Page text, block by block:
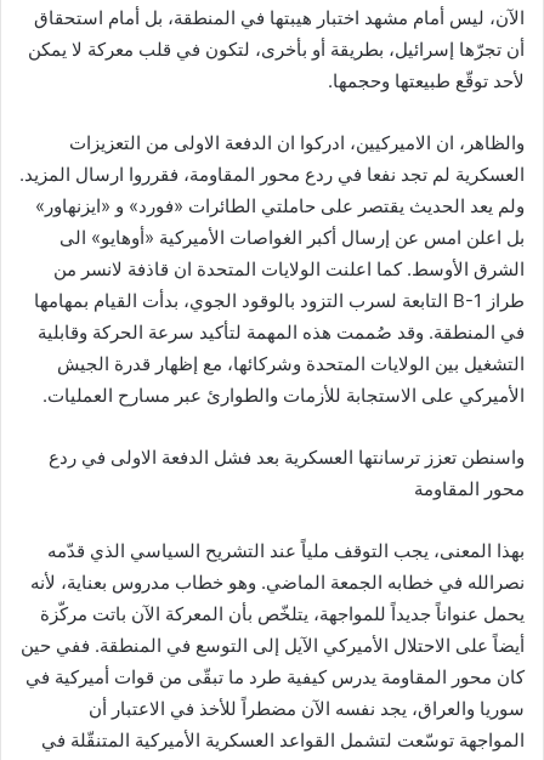
الآن، ليس أمام مشهد اختبار هيبتها في المنطقة، بل أمام استحقاق
أن تجرّها إسرائيل، بطريقة أو بأخرى، لتكون في قلب معركة لا يمكن
لأحد توقّع طبيعتها وحجمها.
والظاهر، ان الاميركيين، ادركوا ان الدفعة الاولى من التعزيزات
العسكرية لم تجد نفعا في ردع محور المقاومة، فقرروا ارسال المزيد.
ولم يعد الحديث يقتصر على حاملتي الطائرات «فورد» و «ايزنهاور»
بل اعلن امس عن إرسال أكبر الغواصات الأميركية «أوهايو» الى
الشرق الأوسط. كما اعلنت الولايات المتحدة ان قاذفة لانسر من
طراز B-1 التابعة لسرب التزود بالوقود الجوي، بدأت القيام بمهامها
في المنطقة. وقد صُممت هذه المهمة لتأكيد سرعة الحركة وقابلية
التشغيل بين الولايات المتحدة وشركائها، مع إظهار قدرة الجيش
الأميركي على الاستجابة للأزمات والطوارئ عبر مسارح العمليات.
واسنطن تعزز ترسانتها العسكرية بعد فشل الدفعة الاولى في ردع
محور المقاومة
بهذا المعنى، يجب التوقف ملياً عند التشريح السياسي الذي قدّمه
نصرالله في خطابه الجمعة الماضي. وهو خطاب مدروس بعناية، لأنه
يحمل عنواناً جديداً للمواجهة، يتلخّص بأن المعركة الآن باتت مركّزة
أيضاً على الاحتلال الأميركي الآيل إلى التوسع في المنطقة. ففي حين
كان محور المقاومة يدرس كيفية طرد ما تبقّى من قوات أميركية في
سوريا والعراق، يجد نفسه الآن مضطراً للأخذ في الاعتبار أن
المواجهة توسّعت لتشمل القواعد العسكرية الأميركية المتنقّلة في